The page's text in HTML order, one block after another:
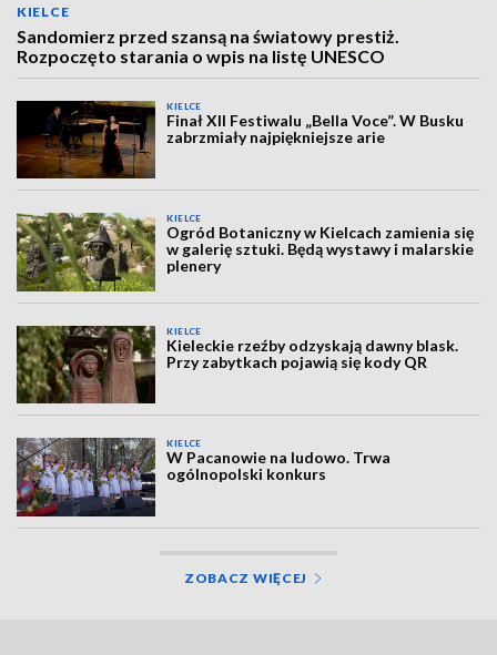
KIELCE
Sandomierz przed szansą na światowy prestiż.
Rozpoczęto starania o wpis na listę UNESCO
KIELCE
Finał XII Festiwalu „Bella Voce”. W Busku
zabrzmiały najpiękniejsze arie
KIELCE
Ogród Botaniczny w Kielcach zamienia się
w galerię sztuki. Będą wystawy i malarskie
plenery
KIELCE
Kieleckie rzeźby odzyskają dawny blask.
Przy zabytkach pojawią się kody QR
KIELCE
W Pacanowie na ludowo. Trwa
ogólnopolski konkurs
ZOBACZ WIĘCEJ